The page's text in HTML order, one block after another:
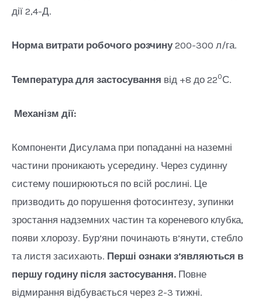
дії 2,4-Д.
Норма витрати робочого розчину200-300 л/га.
Температура для застосування від +8 до 220С.
Механізм дії:
Компоненти Дисулама при попаданні на наземні
частини проникають усередину. Через судинну
систему поширюються по всій рослині. Це
призводить до порушення фотосинтезу, зупинки
зростання надземних частин та кореневого клубка,
появи хлорозу. Бур’яни починають в’янути, стебло
та листя засихають. Перші ознаки з’являються в
першу годину після застосування. Повне
відмирання відбувається через 2-3 тижні.